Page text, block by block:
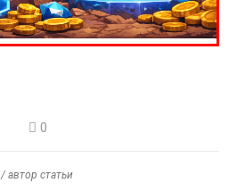
0
/ автор статьи